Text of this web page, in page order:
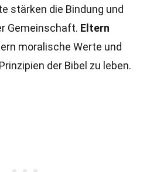
stärken die Bindung und
Gemeinschaft. Eltern
moralische Werte und
der Bibel zu leben.